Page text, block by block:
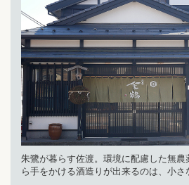
朱鷺が暮らす佐渡。環境に配慮した無
ら手をかける酒造りが出来るのは、小さ